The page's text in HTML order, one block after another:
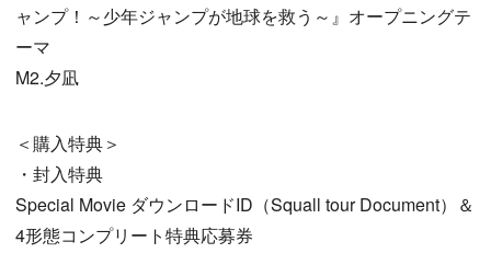
ャンプ！～少年ジャンプが地球を救う～』オープニングテ
ーマ
M2.夕凪
＜購入特典＞
・封入特典
Special Movie ダウンロードID（Squall tour Document）＆
4形態コンプリート特典応募券